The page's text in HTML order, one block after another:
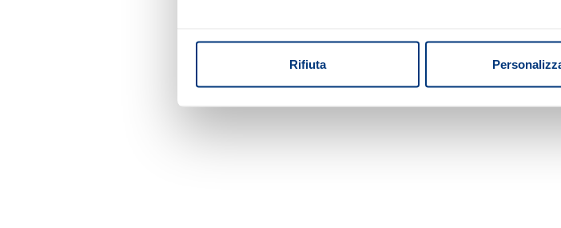
Identificare il tuo dispositivo, scansionandolo
digitali).
Rifiuta